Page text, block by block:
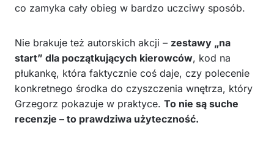
co zamyka cały obieg w bardzo uczciwy sposób.
Nie brakuje też autorskich akcji – zestawy „na
start” dla początkujących kierowców, kod na
płukankę, która faktycznie coś daje, czy polecenie
konkretnego środka do czyszczenia wnętrza, który
Grzegorz pokazuje w praktyce. To nie są suche
recenzje – to prawdziwa użyteczność.